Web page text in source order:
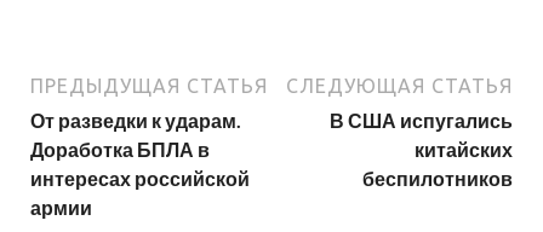
ПРЕДЫДУЩАЯ СТАТЬЯ
От разведки к ударам.
Доработка БПЛА в
интересах российской
армии
СЛЕДУЮЩАЯ СТАТЬЯ
В США испугались
китайских
беспилотников